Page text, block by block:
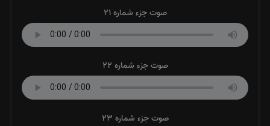
صوت جزء شماره 21
صوت جزء شماره 22
صوت جزء شماره 23